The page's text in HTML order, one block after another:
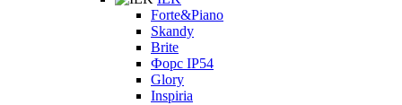
Forte&Piano
Skandy
Brite
Форс IP54
Glory
Inspiria